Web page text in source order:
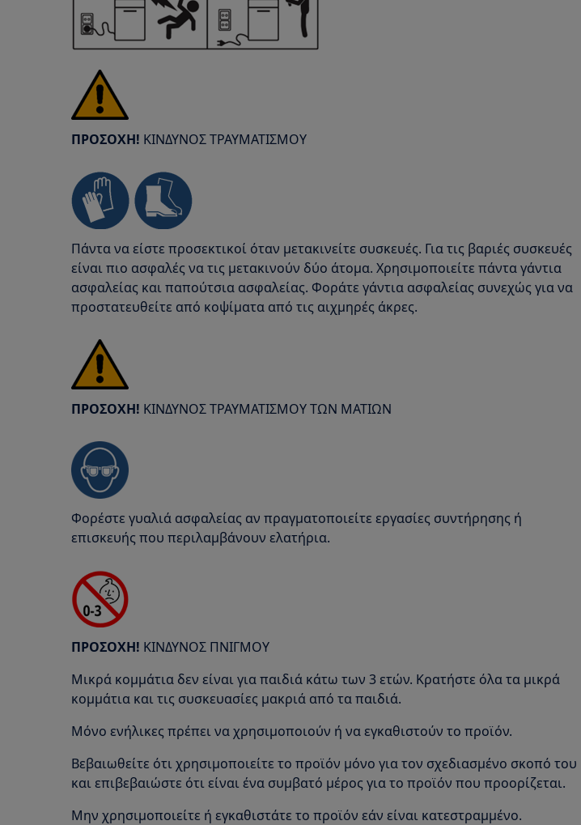
ΠΡΟΣΟΧΗ! ΚΙΝΔΥΝΟΣ ΤΡΑΥΜΑΤΙΣΜΟΥ
Πάντα να είστε προσεκτικοί όταν μετακινείτε συσκευές. Για τις βαριές συσκευές
είναι πιο ασφαλές να τις μετακινούν δύο άτομα. Χρησιμοποιείτε πάντα γάντια
ασφαλείας και παπούτσια ασφαλείας. Φοράτε γάντια ασφαλείας συνεχώς για να
προστατευθείτε από κοψίματα από τις αιχμηρές άκρες.
ΠΡΟΣΟΧΗ! ΚΙΝΔΥΝΟΣ ΤΡΑΥΜΑΤΙΣΜΟΥ ΤΩΝ ΜΑΤΙΩΝ
Φορέστε γυαλιά ασφαλείας αν πραγματοποιείτε εργασίες συντήρησης ή
επισκευής που περιλαμβάνουν ελατήρια.
ΠΡΟΣΟΧΗ! ΚΙΝΔΥΝΟΣ ΠΝΙΓΜΟΥ
Μικρά κομμάτια δεν είναι για παιδιά κάτω των 3 ετών. Κρατήστε όλα τα μικρά
κομμάτια και τις συσκευασίες μακριά από τα παιδιά.
Μόνο ενήλικες πρέπει να χρησιμοποιούν ή να εγκαθιστούν το προϊόν.
Βεβαιωθείτε ότι χρησιμοποιείτε το προϊόν μόνο για τον σχεδιασμένο σκοπό του
και επιβεβαιώστε ότι είναι ένα συμβατό μέρος για το προϊόν που προορίζεται.
Μην χρησιμοποιείτε ή εγκαθιστάτε το προϊόν εάν είναι κατεστραμμένο.